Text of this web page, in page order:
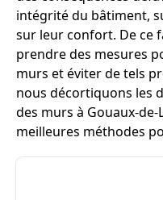
intégrité du bâtiment,
sur leur confort. De ce
prendre des mesures
murs et éviter de tels
nous décortiquons les
des murs à Gouaux-
meilleures méthodes